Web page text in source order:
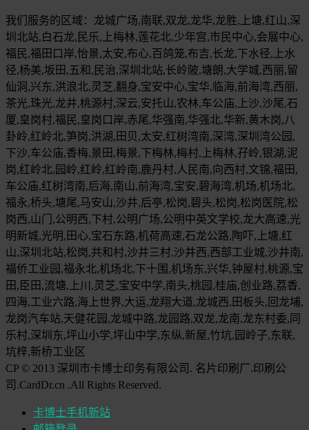
我们服务的区域：龙城广场,南联,双龙,龙华,龙胜,上塘,红山,深
圳北站,白石龙,民乐,上梅林,莲花北,少年宫,市民中心,会展中心,
福民,福田口岸,怡景,太安,布心,百鸽笼,布吉,长龙,下水径,上水
径,杨美,坂田,五和,民治,深圳北站,长岭陂,塘朗,大学城,西丽,留
仙洞,兴东,洪浪北,灵芝,翻身,宝安中心,宝华,临海,前海湾,西丽,
茶光,珠光,龙井,桃源村,深云,安托山,农林,车公庙,上沙,沙尾,石
厦,皇岗村,福民,皇岗口岸,赤尾,华强南,华强北,华新,黄木岗,八
卦岭,红岭北,笋岗,洪湖,田贝,太安,红树湾南,深湾,深圳湾公园,
下沙,车公庙,香梅,景田,梅景,下梅林,梅村,上梅林,孖岭,银湖,泥
岗,红岭北,园岭,红岭,红岭南,鹿丹村,人民南,向西村,文锦,福田,
车公庙,红树湾南,后海,南山,前海湾,宝安,碧海湾,机场,机场北,
福永,桥头,塘尾,马安山,沙井,后亭,松岗,碧头,松岗,松岗医院,松
岗西,山门,公明西,下村,公明广场,公明中英文学校,龙大高速,光
明新城,光明,田心,宝石东路,机荷高速,石龙公路,陶吓,上塘,红
山,深圳北站,松岗,共和村,沙井三村,沙井西,西部工业城,沙井南,
福侨工业园,福永北,机场北,下十围,机场东,兴华,钟屋村,桃源,宝
田,臣田,流塘,上川,灵芝,宝安中学,南头,桃园,桂庙,创业路,荔香,
四海,工业六路,海上世界,大运,龙翔大道,龙城西,田板头,回龙埔,
龙岗汽车站,天健花园,龙城中路,龙园路,双龙,龙南,龙东村委,同
乐村,深圳东,坪山小学,坪山中学,东纵,新屋,竹坑,园岭子,东联,
坑梓,新桥工业区
CP © 2013 深圳市卡博士印务有限公司. 名片印刷厂.印刷公
司.CardDr.cn .All Rights Reserved.
卡博士手机新站